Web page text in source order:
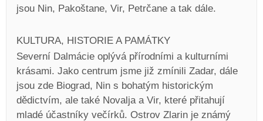
jsou Nin, Pakoštane, Vir, Petrčane a tak dále.
KULTURA, HISTORIE A PAMÁTKY
Severní Dalmácie oplývá přírodními a kulturními
krásami. Jako centrum jsme již zmínili Zadar, dále
jsou zde Biograd, Nin s bohatým historickým
dědictvím, ale také Novalja a Vir, které přitahují
mladé účastníky večírků. Ostrov Zlarin je známý